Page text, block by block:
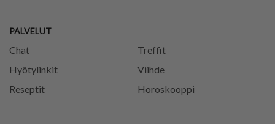
PALVELUT
Chat
Treffit
Hyötylinkit
Viihde
Reseptit
Horoskooppi